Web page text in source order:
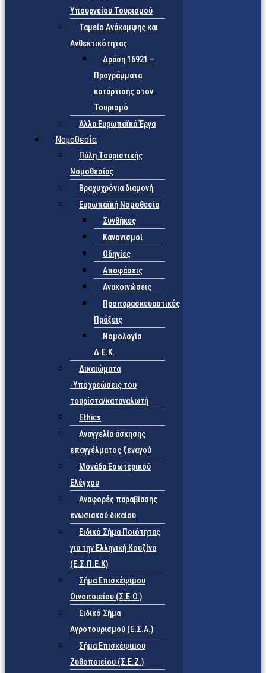
Υπουργείου Τουρισμού
Ταμείο Ανάκαμψης και
Ανθεκτικότητας
Δράση 16921 –
Προγράμματα
κατάρτισης στον
Τουρισμό
Άλλα Ευρωπαϊκά Έργα
Νομοθεσία
Πύλη Τουριστικής
Νομοθεσίας
Βραχυχρόνια διαμονή
Ευρωπαϊκή Νομοθεσία
Συνθήκες
Κανονισμοί
Οδηγίες
Αποφάσεις
Ανακοινώσεις
Προπαρασκευαστικές
Πράξεις
Νομολογία
Δ.Ε.Κ.
Δικαιώματα
-Υποχρεώσεις του
τουρίστα/καταναλωτή
Ethics
Αναγγελία άσκησης
επαγγέλματος ξεναγού
Μονάδα Εσωτερικού
Ελέγχου
Αναφορές παραβίασης
ενωσιακού δικαίου
Ειδικό Σήμα Ποιότητας
για την Ελληνική Κουζίνα
(Ε.Σ.Π.Ε.Κ)
Σήμα Επισκέψιμου
Οινοποιείου (Σ.Ε.Ο.)
Ειδικό Σήμα
Αγροτουρισμού (Ε.Σ.Α.)
Σήμα Επισκέψιμου
Ζυθοποιείου (Σ.Ε.Ζ.)